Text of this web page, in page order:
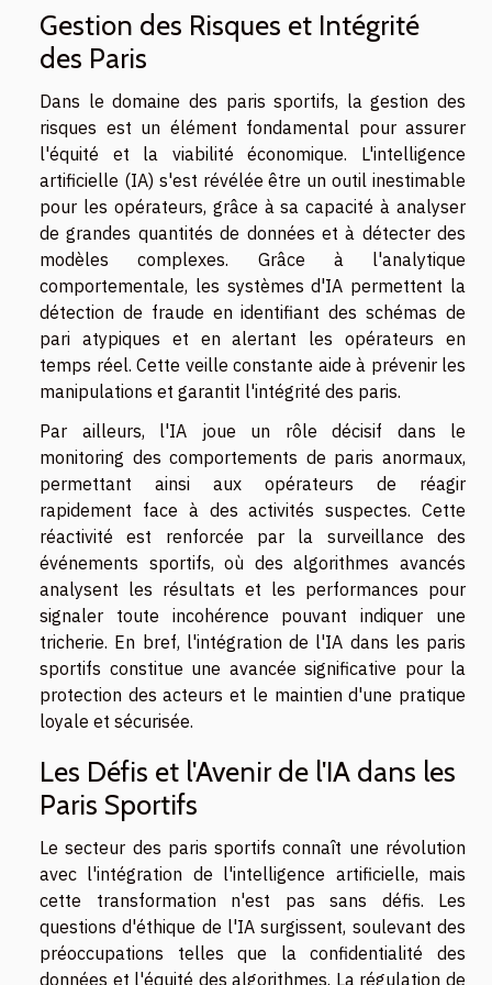
Gestion des Risques et Intégrité
des Paris
Dans le domaine des paris sportifs, la gestion des
risques est un élément fondamental pour assurer
l'équité et la viabilité économique. L'intelligence
artificielle (IA) s'est révélée être un outil inestimable
pour les opérateurs, grâce à sa capacité à analyser
de grandes quantités de données et à détecter des
modèles complexes. Grâce à l'analytique
comportementale, les systèmes d'IA permettent la
détection de fraude en identifiant des schémas de
pari atypiques et en alertant les opérateurs en
temps réel. Cette veille constante aide à prévenir les
manipulations et garantit l'intégrité des paris.
Par ailleurs, l'IA joue un rôle décisif dans le
monitoring des comportements de paris anormaux,
permettant ainsi aux opérateurs de réagir
rapidement face à des activités suspectes. Cette
réactivité est renforcée par la surveillance des
événements sportifs, où des algorithmes avancés
analysent les résultats et les performances pour
signaler toute incohérence pouvant indiquer une
tricherie. En bref, l'intégration de l'IA dans les paris
sportifs constitue une avancée significative pour la
protection des acteurs et le maintien d'une pratique
loyale et sécurisée.
Les Défis et l'Avenir de l'IA dans les
Paris Sportifs
Le secteur des paris sportifs connaît une révolution
avec l'intégration de l'intelligence artificielle, mais
cette transformation n'est pas sans défis. Les
questions d'éthique de l'IA surgissent, soulevant des
préoccupations telles que la confidentialité des
données et l'équité des algorithmes. La régulation de